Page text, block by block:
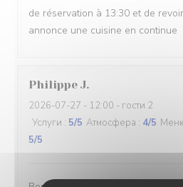
de réservation à 13:30 et de
annonce une cuisine en continue
Philippe J
2026-07-27 - 12:00 - гости 2
Услуги : 5/5 Атмосфера : 4/5
5/5